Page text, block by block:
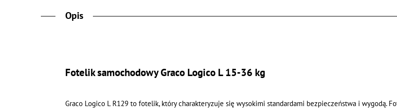
Opis
Fotelik samochodowy Graco Logico L 15-36 kg
Graco Logico L R129 to fotelik, który charakteryzuje się wysokimi standardami bezpieczeństwa i wygodą.